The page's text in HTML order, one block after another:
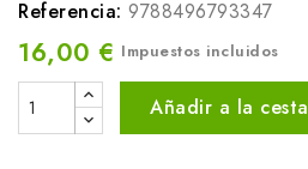
Referencia: 9788496793347
16,00 € Impuestos incluidos
Añadir a la cesta